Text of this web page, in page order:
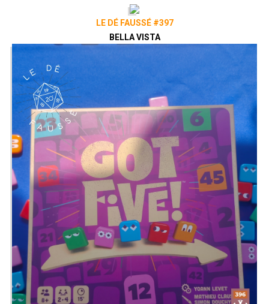
Pour environ 45 minutes
Description : Lockdown est un jeu semi-
coopératif qui vous plonge dans un
monde horrifique envahi de Monstres
dont vous ne connaissez rien... à part
leur appétit vorace pour vos petits corps
d'humains chétifs. Semi-coopératif
veut dire que vous gagnez seul, mais
que vous devez vous aider des autres
pour y parvenir. Vous allez former des
alliances temporaires, vous allez mentir,
trahir dans le seul but de faire survivre
votre famille.
Présenté par
Zephiriel
Sam
Twitter
@ledefausse
InstagramLe Dé Faussé
Facebook Le Dé Faussé
LE DÉ FAUSSÉ #397
BELLA VISTA